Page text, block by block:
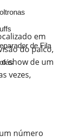
de Fila
em
do palco,
show de um
vezes,
número